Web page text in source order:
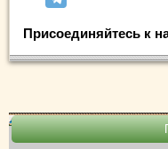
Присоединяйтесь к